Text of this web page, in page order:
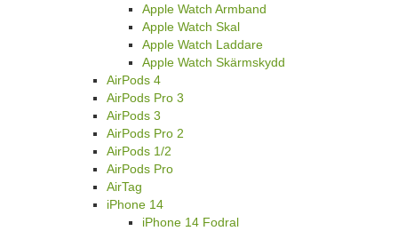
Apple Watch Armband
Apple Watch Skal
Apple Watch Laddare
Apple Watch Skärmskydd
AirPods 4
AirPods Pro 3
AirPods 3
AirPods Pro 2
AirPods 1/2
AirPods Pro
AirTag
iPhone 14
iPhone 14 Fodral